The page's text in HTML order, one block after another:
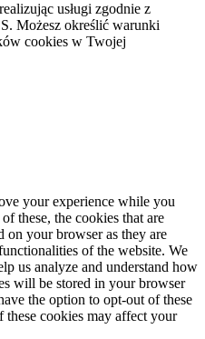
usługi zgodnie z
Możesz określić warunki
cookies w Twojej
your experience while you
these, the cookies that are
on your browser as they are
of the website. We
us analyze and understand how
will be stored in your browser
the option to opt-out of these
cookies may affect your